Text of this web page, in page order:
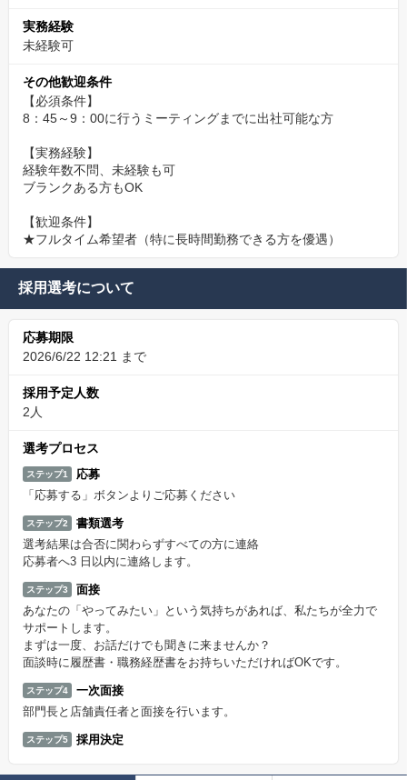
実務経験
未経験可
その他歓迎条件
【必須条件】
8：45～9：00に行うミーティングまでに出社可能な方
【実務経験】
経験年数不問、未経験も可
ブランクある方もOK
【歓迎条件】
★フルタイム希望者（特に長時間勤務できる方を優遇）
採用選考について
応募期限
2026/6/22 12:21 まで
採用予定人数
2人
選考プロセス
ステップ1
応募
「応募する」ボタンよりご応募ください
ステップ2
書類選考
選考結果は合否に関わらずすべての方に連絡
応募者へ3 日以内に連絡します。
ステップ3
面接
あなたの「やってみたい」という気持ちがあれば、私たちが全力で
サポートします。
まずは一度、お話だけでも聞きに来ませんか？
面談時に履歴書・職務経歴書をお持ちいただければOKです。
ステップ4
一次面接
部門長と店舗責任者と面接を行います。
ステップ5 採用決定